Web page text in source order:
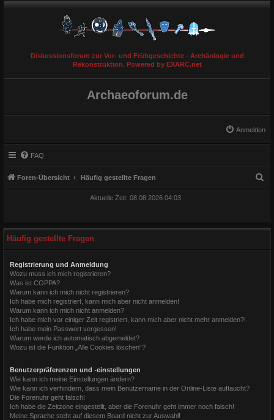
Diskussionsforum zur Vor- und Frühgeschichte - Archäologie und
Rekonstruktion. Powered by EXARC.net
Archaeoforum.de
Anmelden
FAQ
Foren-Übersicht Häufig gestellte Fragen
Aktuelle Zeit: 08.08.2026 04:03
Häufig gestellte Fragen
Registrierung und Anmeldung
Wozu muss ich mich registrieren?
Was ist COPPA?
Warum kann ich mich nicht registrieren?
Ich habe mich registriert, kann mich aber nicht anmelden!
Warum kann ich mich nicht anmelden?
Ich habe mich vor einiger Zeit registriert, kann mich aber nicht mehr anmelden?!
Ich habe mein Passwort vergessen!
Warum werde ich automatisch abgemeldet?
Wozu ist die Funktion „Alle Cookies löschen“?
Benutzerpräferenzen und -einstellungen
Wie kann ich meine Einstellungen ändern?
Wie kann ich verhindern, dass mein Benutzername in der Online-Liste auftaucht?
Die Forenuhr geht falsch!
Ich habe die Zeitzone eingestellt, aber die Forenuhr geht immer noch falsch!
Meine Sprache steht auf diesem Board nicht zur Auswahl!